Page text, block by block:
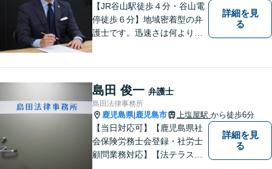
【JR谷山駅徒歩４分・谷山電
停徒歩６分】地域密着型の弁
護士です。迅速さは何よりの
詳細を見
る
島田 俊一 弁護士
島田法律事務所
鹿児島県| 鹿児島市 上塩屋駅 から徒歩6分
【当日対応可】【鹿児島県社
会保険労務士会登録・社労士
顧問業務対応】【法テラス対
詳細を見
る